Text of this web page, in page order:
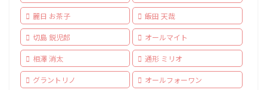
麗日 お茶子 飯田 天哉
切島 鋭児郎 オールマイト
相澤 消太 通形 ミリオ
グラントリノ オールフォーワン